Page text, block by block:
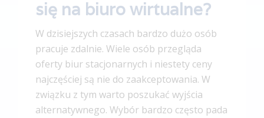
się na biuro wirtualne?
W dzisiejszych czasach bardzo dużo osób
pracuje zdalnie. Wiele osób przegląda
oferty biur stacjonarnych i niestety ceny
najczęściej są nie do zaakceptowania. W
związku z tym warto poszukać wyjścia
alternatywnego. Wybór bardzo często pada